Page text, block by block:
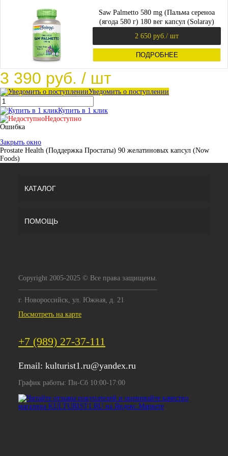
Saw Palmetto 580 mg (Пальма сереноа
(ягода 580 г) 180 вег капсул (Solaray)
2 650 руб. / шт
ПОДРОБНЕЕ
3 390 руб. / шт
Уведомить о поступлении
Купить в 1 клик
Недоступно
Ошибка
Закрыть окно
Prostate Health (Поддержка Простаты) 90 желатиновых капсул (Now
Foods)
КАТАЛОГ
ПОМОЩЬ
Copyright 2005-2025 © Все права защищены.
г. Новороссийск, ул. Южная, д. 21
Посмотреть на карте
+7 (989) 27-37-111
Email: kulturist1.ru@yandex.ru
График работы: Пн-Сб 10:00-17:00